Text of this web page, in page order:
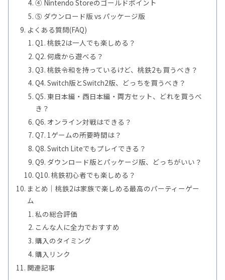
④ Nintendo Storeのゴールドポイント
⑤ ダウンロード版 vs パッケージ版
よくある質問(FAQ)
Q1. 桃鉄2は一人でも楽しめる？
Q2. 何歳から遊べる？
Q3. 桃鉄令和を持っているけど、桃鉄2も買うべき？
Q4. Switch版とSwitch2版、どっちを買うべき？
Q5. 東日本編・西日本編・両方セット、どれを買うべ
き？
Q6. オンライン対戦はできる？
Q7. 1ゲームの所要時間は？
Q8. Switch Liteでもプレイできる？
Q9. ダウンロード版とパッケージ版、どっちがいい？
Q10. 桃鉄初心者でも楽しめる？
まとめ｜桃鉄2は家族で楽しめる最高のパーティーゲー
ム
私の総合評価
こんな人に全力でおすすめ
購入のタイミング
購入リンク
関連記事